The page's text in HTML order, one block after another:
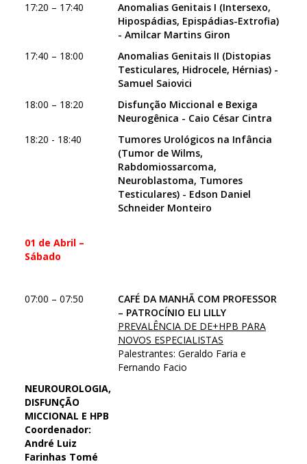
17:20 – 17:40
Anomalias Genitais I (Intersexo,
Hipospádias, Epispádias-Extrofia)
- Amilcar Martins Giron
17:40 – 18:00
Anomalias Genitais II (Distopias
Testiculares, Hidrocele, Hérnias) -
Samuel Saiovici
18:00 – 18:20
Disfunção Miccional e Bexiga
Neurogênica - Caio César Cintra
18:20 - 18:40
Tumores Urológicos na Infância
(Tumor de Wilms,
Rabdomiossarcoma,
Neuroblastoma, Tumores
Testiculares) - Edson Daniel
Schneider Monteiro
01 de Abril –
Sábado
07:00 – 07:50
CAFÉ DA MANHÃ COM PROFESSOR
– PATROCÍNIO ELI LILLY
PREVALÊNCIA DE DE+HPB PARA
NOVOS ESPECIALISTAS
Palestrantes: Geraldo Faria e
Fernando Facio
NEUROUROLOGIA,
DISFUNÇÃO
MICCIONAL E HPB
Coordenador:
André Luiz
Farinhas Tomé